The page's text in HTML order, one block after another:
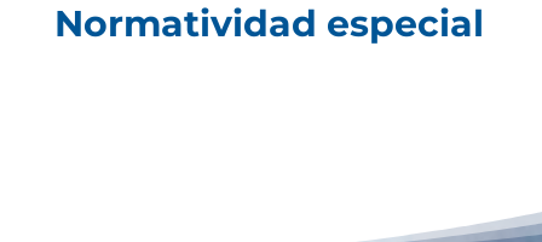
Normatividad especial